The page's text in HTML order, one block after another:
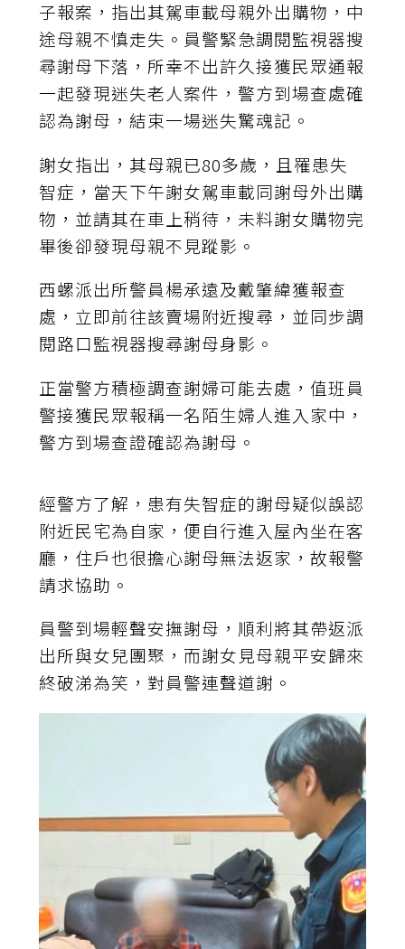
子報案，指出其駕車載母親外出購物，中
途母親不慎走失。員警緊急調閱監視器搜
尋謝母下落，所幸不出許久接獲民眾通報
一起發現迷失老人案件，警方到場查處確
認為謝母，結束一場迷失驚魂記。
謝女指出，其母親已80多歲，且罹患失
智症，當天下午謝女駕車載同謝母外出購
物，並請其在車上稍待，未料謝女購物完
畢後卻發現母親不見蹤影。
西螺派出所警員楊承遠及戴肇緯獲報查
處，立即前往該賣場附近搜尋，並同步調
閱路口監視器搜尋謝母身影。
正當警方積極調查謝婦可能去處，值班員
警接獲民眾報稱一名陌生婦人進入家中，
警方到場查證確認為謝母。
經警方了解，患有失智症的謝母疑似誤認
附近民宅為自家，便自行進入屋內坐在客
廳，住戶也很擔心謝母無法返家，故報警
請求協助。
員警到場輕聲安撫謝母，順利將其帶返派
出所與女兒團聚，而謝女見母親平安歸來
終破涕為笑，對員警連聲道謝。